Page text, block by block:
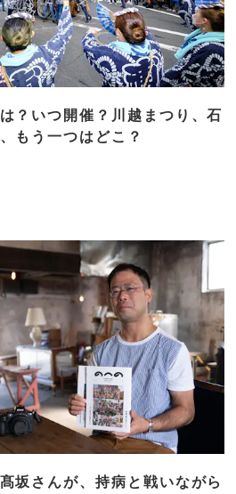
？いつ開催？川越まつり、石
もう一つはどこ？
坂さんが、持病と戦いながら